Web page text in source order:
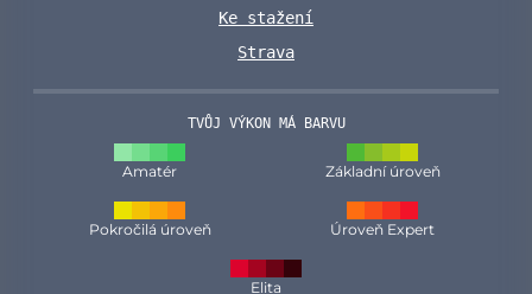
Ke stažení
Strava
TVŮJ VÝKON MÁ BARVU
Amatér Základní úroveň
Pokročilá úroveň Úroveň Expert
Elita